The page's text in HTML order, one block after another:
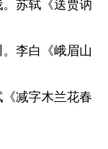
苏轼《送贾讷
李白《峨眉山
减字木兰花春